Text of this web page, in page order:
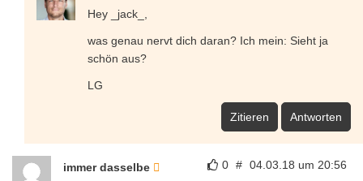
Hey _jack_,
was genau nervt dich daran? Ich mein: Sieht ja
schön aus?
LG
Zitieren Antworten
0 # 04.03.18 um 20:56
immer dasselbe